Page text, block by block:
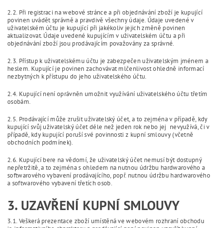
2.2. Při registraci na webové stránce a při objednávání zboží je kupující
povinen uvádět správně a pravdivě všechny údaje. Údaje uvedené v
uživatelském účtu je kupující při jakékoliv jejich změně povinen
aktualizovat. Údaje uvedené kupujícím v uživatelském účtu a při
objednávání zboží jsou prodávajícím považovány za správné.
2.3. Přístup k uživatelskému účtu je zabezpečen uživatelským jménem a
heslem. Kupující je povinen zachovávat mlčenlivost ohledně informací
nezbytných k přístupu do jeho uživatelského účtu.
2.4. Kupující není oprávněn umožnit využívání uživatelského účtu třetím
osobám.
2.5. Prodávající může zrušit uživatelský účet, a to zejména v případě, kdy
kupující svůj uživatelský účet déle než jeden rok nebo jej nevyužívá, či v
případě, kdy kupující poruší své povinnosti z kupní smlouvy (včetně
obchodních podmínek).
2.6. Kupující bere na vědomí, že uživatelský účet nemusí být dostupný
nepřetržitě, a to zejména s ohledem na nutnou údržbu hardwarového a
softwarového vybavení prodávajícího, popř. nutnou údržbu hardwarového
a softwarového vybavení třetích osob.
3. UZAVŘENÍ KUPNÍ SMLOUVY
3.1. Veškerá prezentace zboží umístěná ve webovém rozhraní obchodu